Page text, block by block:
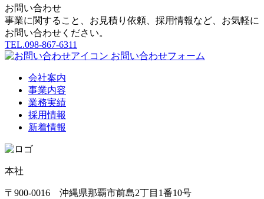
お問い合わせ
事業に関すること、お見積り依頼、採用情報など、お気軽に
お問い合わせください。
TEL.098-867-6311
お問い合わせフォーム
会社案内
事業内容
業務実績
採用情報
新着情報
本社
〒900-0016 沖縄県那覇市前島2丁目1番10号